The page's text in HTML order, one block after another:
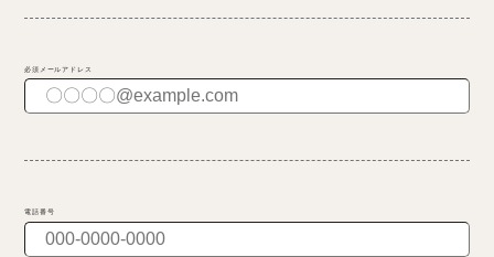
必須メールアドレス
電話番号